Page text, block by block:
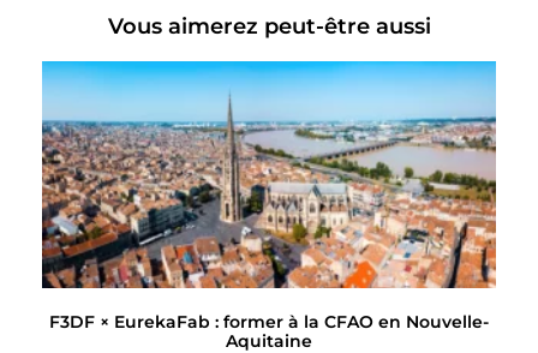
Vous aimerez peut-être aussi
F3DF × EurekaFab : former à la CFAO en Nouvelle-
Aquitaine